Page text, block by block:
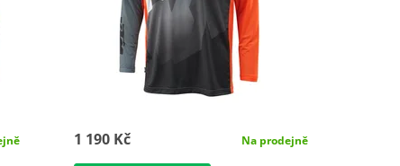
1 190 Kč Na prodejně